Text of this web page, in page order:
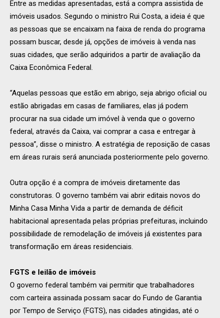
Entre as medidas apresentadas, está a compra assistida de
imóveis usados. Segundo o ministro Rui Costa, a ideia é que
as pessoas que se encaixam na faixa de renda do programa
possam buscar, desde já, opções de imóveis à venda nas
suas cidades, que serão adquiridos a partir de avaliação da
Caixa Econômica Federal.
“Aquelas pessoas que estão em abrigo, seja abrigo oficial ou
estão abrigadas em casas de familiares, elas já podem
procurar na sua cidade um imóvel à venda que o governo
federal, através da Caixa, vai comprar a casa e entregar à
pessoa”, disse o ministro. A estratégia de reposição de casas
em áreas rurais será anunciada posteriormente pelo governo.
Outra opção é a compra de imóveis diretamente das
construtoras. O governo também vai abrir editais novos do
Minha Casa Minha Vida a partir de demanda de déficit
habitacional apresentada pelas próprias prefeituras, incluindo
possibilidade de remodelação de imóveis já existentes para
transformação em áreas residenciais.
FGTS e leilão de imóveis
O governo federal também vai permitir que trabalhadores
com carteira assinada possam sacar do Fundo de Garantia
por Tempo de Serviço (FGTS), nas cidades atingidas, até o